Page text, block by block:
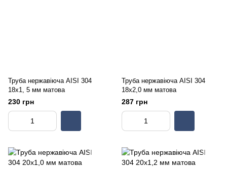
Труба нержавіюча AISI 304
18х1, 5 мм матова
230 грн
Труба нержавіюча AISI 304
18х2,0 мм матова
287 грн